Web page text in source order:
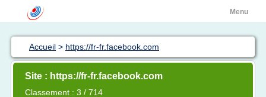
Menu
Accueil > https://fr-fr.facebook.com
Site : https://fr-fr.facebook.com
Classement : 3 / 714